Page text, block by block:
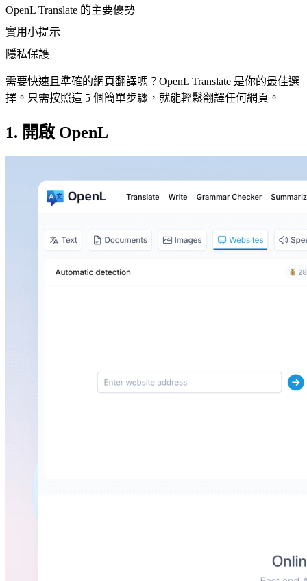
OpenL Translate 的主要優勢
實用小提示
隱私保護
需要快速且準確的網頁翻譯嗎？OpenL Translate 是你的最佳選
擇。只需按照這 5 個簡單步驟，就能輕鬆翻譯任何網頁。
1. 開啟 OpenL